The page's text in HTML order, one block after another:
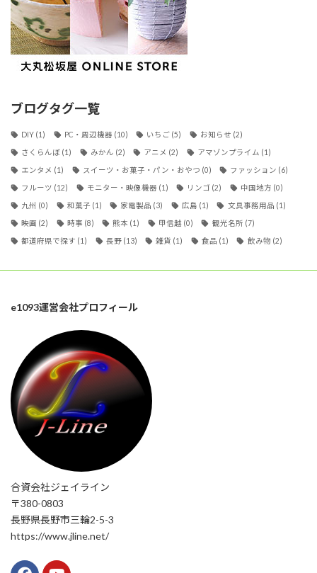
ブログタグ一覧
DIY (1) PC・周辺機器 (10) いちご (5) お知らせ (2)
さくらんぼ (1) みかん (2) アニメ (2) アマゾンプライム (1)
エンタメ (1) スイーツ・お菓子・パン・おやつ (0) ファッション (6)
フルーツ (12) モニター・映像機器 (1) リンゴ (2) 中国地方 (0)
九州 (0) 和菓子 (1) 家電製品 (3) 広島 (1) 文具事務用品 (1)
映画 (2) 時事 (8) 熊本 (1) 甲信越(0) 観光名所 (7)
都道府県で探す (1) 長野(13) 雑貨 (1) 食品 (1) 飲み物 (2)
e1093運営会社プロフィール
合資会社ジェイライン
〒380-0803
長野県長野市三輪2-5-3
https://www.jline.net/